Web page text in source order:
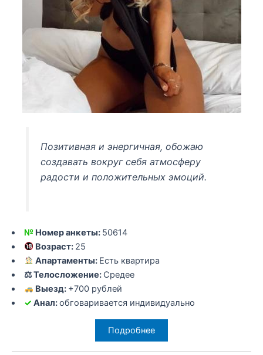
Позитивная и энергичная, обожаю
создавать вокруг себя атмосферу
радости и положительных эмоций.
№ Номер анкеты: 50614
Возраст: 25
Апартаменты: Есть квартира
⚖ Телосложение: Средее
Выезд: +700 рублей
✓ Анал:обговаривается индивидуально
Подробнее